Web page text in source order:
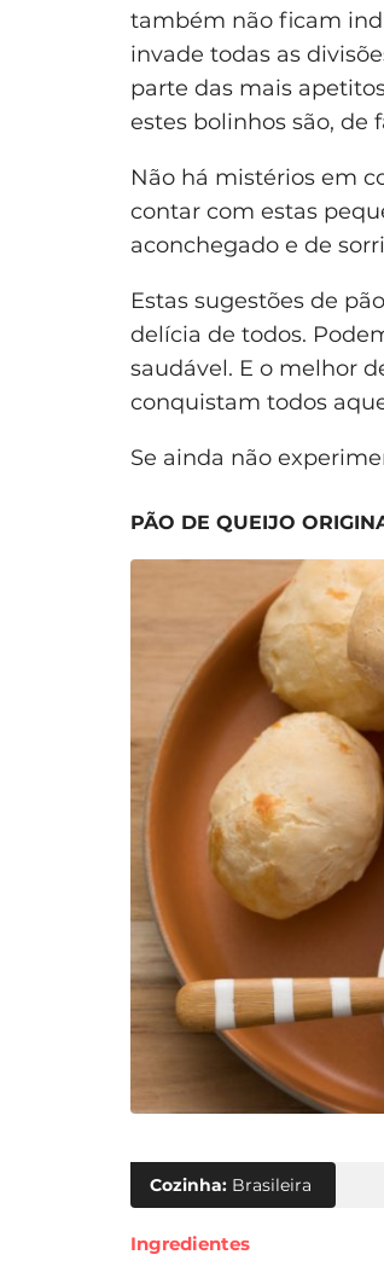
também não ficam
invade todas as
parte das mais
estes bolinhos são, de
Não há mistérios em
contar com estas
aconchegado e de
Estas sugestões de
delícia de todos.
saudável. E o melhor
conquistam todos
Se ainda não
PÃO DE QUEIJO
Cozinha: Brasileira
Ingredientes